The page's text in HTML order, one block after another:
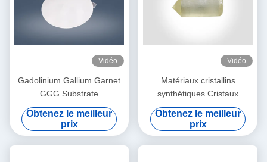
Vidéo
Gadolinium Gallium Garnet
GGG Substrate
monocristallin pour le film
YIG et le film BIG
Obtenez le meilleur
prix
Vidéo
Matériaux cristallins
synthétiques Cristaux
optiques magnéto
Gadolinium Gallium Grenat
GGG
Obtenez le meilleur
prix